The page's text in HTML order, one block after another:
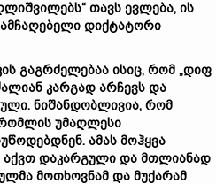
თავს ევლება, ის
დიქტატორი
გაგრძელებაა ისიც, რომ „დიფ
კარგად არჩევს და
ნიშანდობლივია, რომ
რომლის უმაღლესი
ამას მოჰყვა
აქვთ დაკარგული და მთლიანად
მოთხოვნამ და მუქარამ